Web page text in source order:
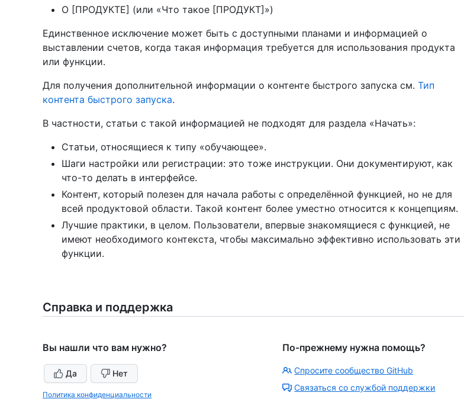
О [ПРОДУКТЕ] (или «Что такое [ПРОДУКТ]»)
Единственное исключение может быть с доступными планами и информацией о
выставлении счетов, когда такая информация требуется для использования продукта
или функции.
Для получения дополнительной информации о контенте быстрого запуска см. Тип
контента быстрого запуска.
В частности, статьи с такой информацией не подходят для раздела «Начать»:
Статьи, относящиеся к типу «обучающее».
Шаги настройки или регистрации: это тоже инструкции. Они документируют, как
что-то делать в интерфейсе.
Контент, который полезен для начала работы с определённой функцией, но не для
всей продуктовой области. Такой контент более уместно относится к концепциям.
Лучшие практики, в целом. Пользователи, впервые знакомящиеся с функцией, не
имеют необходимого контекста, чтобы максимально эффективно использовать эти
функции.
Справка и поддержка
Вы нашли что вам нужно?
Да Нет
Политика конфиденциальности
По-прежнему нужна помощь?
Спросите сообщество GitHub
Связаться со службой поддержки